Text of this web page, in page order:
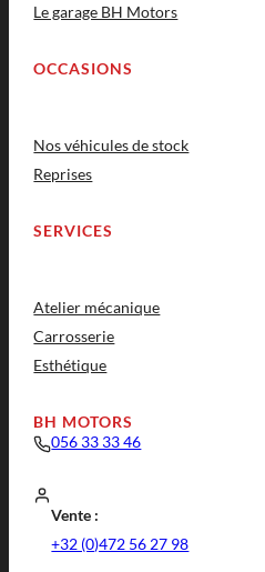
Le garage BH Motors
OCCASIONS
Nos véhicules de stock
Reprises
SERVICES
Atelier mécanique
Carrosserie
Esthétique
BH MOTORS
056 33 33 46
Vente :
+32 (0)472 56 27 98